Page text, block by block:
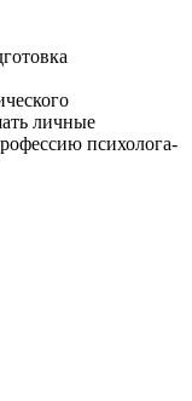
личные
психолога-